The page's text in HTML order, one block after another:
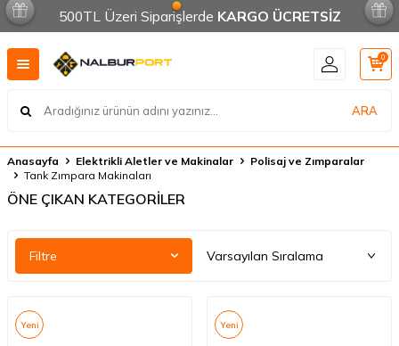
500TL Üzeri Siparişlerde KARGO ÜCRETSİZ
ARA
0
Anasayfa Elektrikli Aletler ve Makinalar
Polisaj ve Zımparalar
Tank Zımpara Makinaları
ÖNE ÇIKAN KATEGORİLER
Filtre
Yeni Yeni